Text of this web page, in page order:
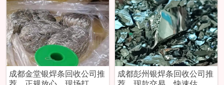
成都金堂银焊条回收公司推
成都彭州银焊条回收公司推